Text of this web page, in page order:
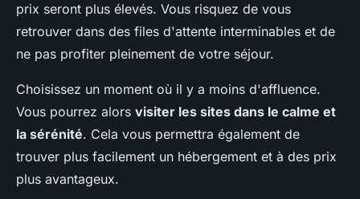
prix seront plus élevés. Vous risquez de vous
retrouver dans des files d'attente interminables et de
ne pas profiter pleinement de votre séjour.
Choisissez un moment où il y a moins d'affluence.
Vous pourrez alors visiter les sites dans le calme et
la sérénité. Cela vous permettra également de
trouver plus facilement un hébergement et à des prix
plus avantageux.